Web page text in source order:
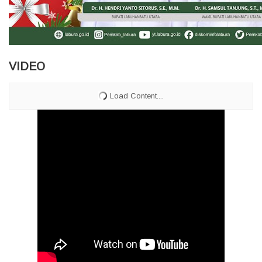
VIDEO